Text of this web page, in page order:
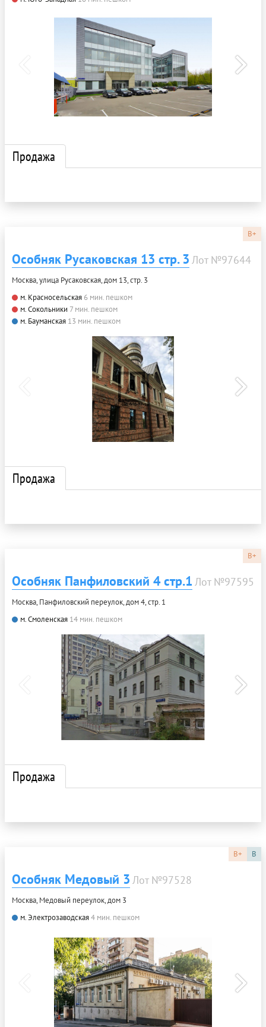
Продажа
B+
Особняк Русаковская 13 стр. 3 Лот №97644
Москва, улица Русаковская, дом 13, стр. 3
м. Красносельская 6 мин. пешком
м. Сокольники 7 мин. пешком
м. Бауманская 13 мин. пешком
Продажа
B+
Особняк Панфиловский 4 стр.1 Лот №97595
Москва, Панфиловский переулок, дом 4, стр. 1
м. Смоленская 14 мин. пешком
Продажа
B+ B
Особняк Медовый 3 Лот №97528
Москва, Медовый переулок, дом 3
м. Электрозаводская4 мин. пешком